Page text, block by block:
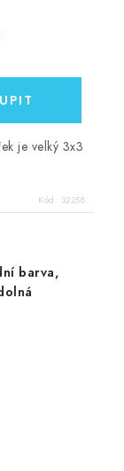
je velký 3x3
Kód: 32258
barva,